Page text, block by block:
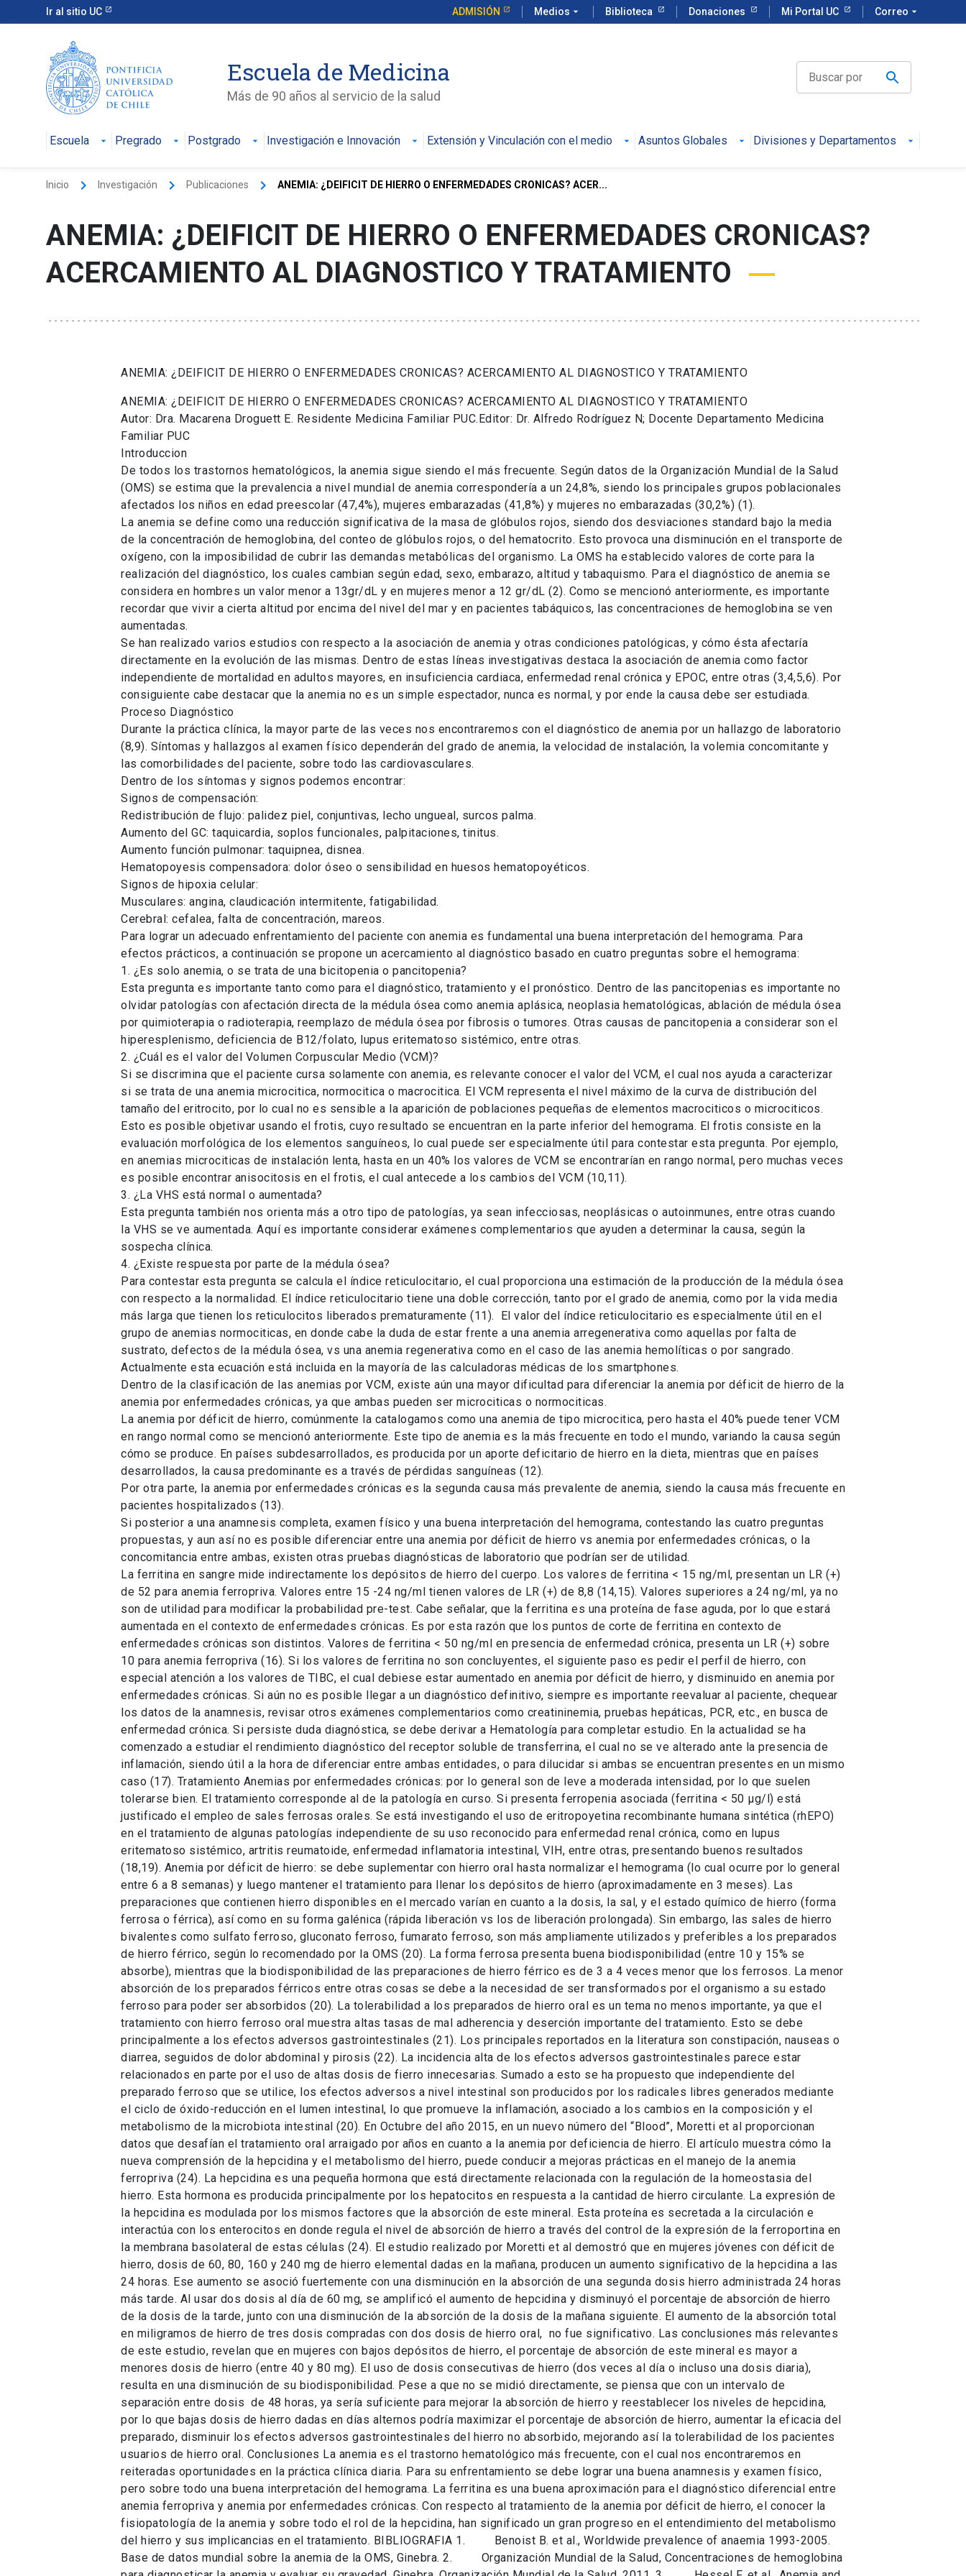
Ir al sitio UC ADMISIÓN Medios arrow_drop_down Biblioteca Donaciones Mi Portal UC Correo arrow_drop_down
Escuela de Medicina
Más de 90 años al servicio de la salud
Escuela Pregrado Postgrado Investigación e Innovación Extensión y Vinculación con el medio Asuntos Globales Divisiones y Departamentos
Inicio keyboard_arrow_right Investigación keyboard_arrow_right Publicaciones keyboard_arrow_right ANEMIA: ¿DEIFICIT DE HIERRO O ENFERMEDADES CRONICAS? ACER...
ANEMIA: ¿DEIFICIT DE HIERRO O ENFERMEDADES CRONICAS?
ACERCAMIENTO AL DIAGNOSTICO Y TRATAMIENTO
ANEMIA: ¿DEIFICIT DE HIERRO O ENFERMEDADES CRONICAS? ACERCAMIENTO AL DIAGNOSTICO Y TRATAMIENTO
ANEMIA: ¿DEIFICIT DE HIERRO O ENFERMEDADES CRONICAS? ACERCAMIENTO AL DIAGNOSTICO Y TRATAMIENTO
Autor: Dra. Macarena Droguett E. Residente Medicina Familiar PUC.Editor: Dr. Alfredo Rodríguez N; Docente Departamento Medicina
Familiar PUC
Introduccion
De todos los trastornos hematológicos, la anemia sigue siendo el más frecuente. Según datos de la Organización Mundial de la Salud
(OMS) se estima que la prevalencia a nivel mundial de anemia correspondería a un 24,8%, siendo los principales grupos poblacionales
afectados los niños en edad preescolar (47,4%), mujeres embarazadas (41,8%) y mujeres no embarazadas (30,2%) (1).
La anemia se define como una reducción significativa de la masa de glóbulos rojos, siendo dos desviaciones standard bajo la media
de la concentración de hemoglobina, del conteo de glóbulos rojos, o del hematocrito. Esto provoca una disminución en el transporte de
oxígeno, con la imposibilidad de cubrir las demandas metabólicas del organismo. La OMS ha establecido valores de corte para la
realización del diagnóstico, los cuales cambian según edad, sexo, embarazo, altitud y tabaquismo. Para el diagnóstico de anemia se
considera en hombres un valor menor a 13gr/dL y en mujeres menor a 12 gr/dL (2). Como se mencionó anteriormente, es importante
recordar que vivir a cierta altitud por encima del nivel del mar y en pacientes tabáquicos, las concentraciones de hemoglobina se ven
aumentadas.
Se han realizado varios estudios con respecto a la asociación de anemia y otras condiciones patológicas, y cómo ésta afectaría
directamente en la evolución de las mismas. Dentro de estas líneas investigativas destaca la asociación de anemia como factor
independiente de mortalidad en adultos mayores, en insuficiencia cardiaca, enfermedad renal crónica y EPOC, entre otras (3,4,5,6). Por
consiguiente cabe destacar que la anemia no es un simple espectador, nunca es normal, y por ende la causa debe ser estudiada.
Proceso Diagnóstico
Durante la práctica clínica, la mayor parte de las veces nos encontraremos con el diagnóstico de anemia por un hallazgo de laboratorio
(8,9). Síntomas y hallazgos al examen físico dependerán del grado de anemia, la velocidad de instalación, la volemia concomitante y
las comorbilidades del paciente, sobre todo las cardiovasculares.
Dentro de los síntomas y signos podemos encontrar:
Signos de compensación:
Redistribución de flujo: palidez piel, conjuntivas, lecho ungueal, surcos palma.
Aumento del GC: taquicardia, soplos funcionales, palpitaciones, tinitus.
Aumento función pulmonar: taquipnea, disnea.
Hematopoyesis compensadora: dolor óseo o sensibilidad en huesos hematopoyéticos.
Signos de hipoxia celular:
Musculares: angina, claudicación intermitente, fatigabilidad.
Cerebral: cefalea, falta de concentración, mareos.
Para lograr un adecuado enfrentamiento del paciente con anemia es fundamental una buena interpretación del hemograma. Para
efectos prácticos, a continuación se propone un acercamiento al diagnóstico basado en cuatro preguntas sobre el hemograma:
1. ¿Es solo anemia, o se trata de una bicitopenia o pancitopenia?
Esta pregunta es importante tanto como para el diagnóstico, tratamiento y el pronóstico. Dentro de las pancitopenias es importante no
olvidar patologías con afectación directa de la médula ósea como anemia aplásica, neoplasia hematológicas, ablación de médula ósea
por quimioterapia o radioterapia, reemplazo de médula ósea por fibrosis o tumores. Otras causas de pancitopenia a considerar son el
hiperesplenismo, deficiencia de B12/folato, lupus eritematoso sistémico, entre otras.
2. ¿Cuál es el valor del Volumen Corpuscular Medio (VCM)?
Si se discrimina que el paciente cursa solamente con anemia, es relevante conocer el valor del VCM, el cual nos ayuda a caracterizar
si se trata de una anemia microcitica, normocitica o macrocitica. El VCM representa el nivel máximo de la curva de distribución del
tamaño del eritrocito, por lo cual no es sensible a la aparición de poblaciones pequeñas de elementos macrociticos o microciticos.
Esto es posible objetivar usando el frotis, cuyo resultado se encuentran en la parte inferior del hemograma. El frotis consiste en la
evaluación morfológica de los elementos sanguíneos, lo cual puede ser especialmente útil para contestar esta pregunta. Por ejemplo,
en anemias microciticas de instalación lenta, hasta en un 40% los valores de VCM se encontrarían en rango normal, pero muchas veces
es posible encontrar anisocitosis en el frotis, el cual antecede a los cambios del VCM (10,11).
3. ¿La VHS está normal o aumentada?
Esta pregunta también nos orienta más a otro tipo de patologías, ya sean infecciosas, neoplásicas o autoinmunes, entre otras cuando
la VHS se ve aumentada. Aquí es importante considerar exámenes complementarios que ayuden a determinar la causa, según la
sospecha clínica.
4. ¿Existe respuesta por parte de la médula ósea?
Para contestar esta pregunta se calcula el índice reticulocitario, el cual proporciona una estimación de la producción de la médula ósea
con respecto a la normalidad. El índice reticulocitario tiene una doble corrección, tanto por el grado de anemia, como por la vida media
más larga que tienen los reticulocitos liberados prematuramente (11). El valor del índice reticulocitario es especialmente útil en el
grupo de anemias normociticas, en donde cabe la duda de estar frente a una anemia arregenerativa como aquellas por falta de
sustrato, defectos de la médula ósea, vs una anemia regenerativa como en el caso de las anemia hemolíticas o por sangrado.
Actualmente esta ecuación está incluida en la mayoría de las calculadoras médicas de los smartphones.
Dentro de la clasificación de las anemias por VCM, existe aún una mayor dificultad para diferenciar la anemia por déficit de hierro de la
anemia por enfermedades crónicas, ya que ambas pueden ser microciticas o normociticas.
La anemia por déficit de hierro, comúnmente la catalogamos como una anemia de tipo microcitica, pero hasta el 40% puede tener VCM
en rango normal como se mencionó anteriormente. Este tipo de anemia es la más frecuente en todo el mundo, variando la causa según
cómo se produce. En países subdesarrollados, es producida por un aporte deficitario de hierro en la dieta, mientras que en países
desarrollados, la causa predominante es a través de pérdidas sanguíneas (12).
Por otra parte, la anemia por enfermedades crónicas es la segunda causa más prevalente de anemia, siendo la causa más frecuente en
pacientes hospitalizados (13).
Si posterior a una anamnesis completa, examen físico y una buena interpretación del hemograma, contestando las cuatro preguntas
propuestas, y aun así no es posible diferenciar entre una anemia por déficit de hierro vs anemia por enfermedades crónicas, o la
concomitancia entre ambas, existen otras pruebas diagnósticas de laboratorio que podrían ser de utilidad.
La ferritina en sangre mide indirectamente los depósitos de hierro del cuerpo. Los valores de ferritina < 15 ng/ml, presentan un LR (+) de 52 para anemia ferropriva. Valores entre 15 -24 ng/ml tienen valores de LR (+) de 8,8 (14,15). Valores superiores a 24 ng/ml, ya no son de utilidad para modificar la probabilidad pre-test. Cabe señalar, que la ferritina es una proteína de fase aguda, por lo que estará aumentada en el contexto de enfermedades crónicas. Es por esta razón que los puntos de corte de ferritina en contexto de enfermedades crónicas son distintos. Valores de ferritina < 50 ng/ml en presencia de enfermedad crónica, presenta un LR (+) sobre 10 para anemia ferropriva (16). Si los valores de ferritina no son concluyentes, el siguiente paso es pedir el perfil de hierro, con especial atención a los valores de TIBC, el cual debiese estar aumentado en anemia por déficit de hierro, y disminuido en anemia por enfermedades crónicas. Si aún no es posible llegar a un diagnóstico definitivo, siempre es importante reevaluar al paciente, chequear los datos de la anamnesis, revisar otros exámenes complementarios como creatininemia, pruebas hepáticas, PCR, etc., en busca de enfermedad crónica. Si persiste duda diagnóstica, se debe derivar a Hematología para completar estudio. En la actualidad se ha comenzado a estudiar el rendimiento diagnóstico del receptor soluble de transferrina, el cual no se ve alterado ante la presencia de inflamación, siendo útil a la hora de diferenciar entre ambas entidades, o para dilucidar si ambas se encuentran presentes en un mismo caso (17). Tratamiento Anemias por enfermedades crónicas: por lo general son de leve a moderada intensidad, por lo que suelen tolerarse bien. El tratamiento corresponde al de la patología en curso. Si presenta ferropenia asociada (ferritina < 50 μg/l) está justificado el empleo de sales ferrosas orales. Se está investigando el uso de eritropoyetina recombinante humana sintética (rhEPO) en el tratamiento de algunas patologías independiente de su uso reconocido para enfermedad renal crónica, como en lupus eritematoso sistémico, artritis reumatoide, enfermedad inflamatoria intestinal, VIH, entre otras, presentando buenos resultados (18,19). Anemia por déficit de hierro: se debe suplementar con hierro oral hasta normalizar el hemograma (lo cual ocurre por lo general entre 6 a 8 semanas) y luego mantener el tratamiento para llenar los depósitos de hierro (aproximadamente en 3 meses). Las preparaciones que contienen hierro disponibles en el mercado varían en cuanto a la dosis, la sal, y el estado químico de hierro (forma ferrosa o férrica), así como en su forma galénica (rápida liberación vs los de liberación prolongada). Sin embargo, las sales de hierro bivalentes como sulfato ferroso, gluconato ferroso, fumarato ferroso, son más ampliamente utilizados y preferibles a los preparados de hierro férrico, según lo recomendado por la OMS (20). La forma ferrosa presenta buena biodisponibilidad (entre 10 y 15% se absorbe), mientras que la biodisponibilidad de las preparaciones de hierro férrico es de 3 a 4 veces menor que los ferrosos. La menor absorción de los preparados férricos entre otras cosas se debe a la necesidad de ser transformados por el organismo a su estado ferroso para poder ser absorbidos (20). La tolerabilidad a los preparados de hierro oral es un tema no menos importante, ya que el tratamiento con hierro ferroso oral muestra altas tasas de mal adherencia y deserción importante del tratamiento. Esto se debe principalmente a los efectos adversos gastrointestinales (21). Los principales reportados en la literatura son constipación, nauseas o diarrea, seguidos de dolor abdominal y pirosis (22). La incidencia alta de los efectos adversos gastrointestinales parece estar relacionados en parte por el uso de altas dosis de fierro innecesarias. Sumado a esto se ha propuesto que independiente del preparado ferroso que se utilice, los efectos adversos a nivel intestinal son producidos por los radicales libres generados mediante el ciclo de óxido-reducción en el lumen intestinal, lo que promueve la inflamación, asociado a los cambios en la composición y el metabolismo de la microbiota intestinal (20). En Octubre del año 2015, en un nuevo número del “Blood”, Moretti et al proporcionan datos que desafían el tratamiento oral arraigado por años en cuanto a la anemia por deficiencia de hierro. El artículo muestra cómo la nueva comprensión de la hepcidina y el metabolismo del hierro, puede conducir a mejoras prácticas en el manejo de la anemia ferropriva (24). La hepcidina es una pequeña hormona que está directamente relacionada con la regulación de la homeostasia del hierro. Esta hormona es producida principalmente por los hepatocitos en respuesta a la cantidad de hierro circulante. La expresión de la hepcidina es modulada por los mismos factores que la absorción de este mineral. Esta proteína es secretada a la circulación e interactúa con los enterocitos en donde regula el nivel de absorción de hierro a través del control de la expresión de la ferroportina en la membrana basolateral de estas células (24). El estudio realizado por Moretti et al demostró que en mujeres jóvenes con déficit de hierro, dosis de 60, 80, 160 y 240 mg de hierro elemental dadas en la mañana, producen un aumento significativo de la hepcidina a las 24 horas. Ese aumento se asoció fuertemente con una disminución en la absorción de una segunda dosis hierro administrada 24 horas más tarde. Al usar dos dosis al día de 60 mg, se amplificó el aumento de hepcidina y disminuyó el porcentaje de absorción de hierro de la dosis de la tarde, junto con una disminución de la absorción de la dosis de la mañana siguiente. El aumento de la absorción total en miligramos de hierro de tres dosis compradas con dos dosis de hierro oral, no fue significativo. Las conclusiones más relevantes de este estudio, revelan que en mujeres con bajos depósitos de hierro, el porcentaje de absorción de este mineral es mayor a menores dosis de hierro (entre 40 y 80 mg). El uso de dosis consecutivas de hierro (dos veces al día o incluso una dosis diaria), resulta en una disminución de su biodisponibilidad. Pese a que no se midió directamente, se piensa que con un intervalo de separación entre dosis de 48 horas, ya sería suficiente para mejorar la absorción de hierro y reestablecer los niveles de hepcidina, por lo que bajas dosis de hierro dadas en días alternos podría maximizar el porcentaje de absorción de hierro, aumentar la eficacia del preparado, disminuir los efectos adversos gastrointestinales del hierro no absorbido, mejorando así la tolerabilidad de los pacientes usuarios de hierro oral. Conclusiones La anemia es el trastorno hematológico más frecuente, con el cual nos encontraremos en reiteradas oportunidades en la práctica clínica diaria. Para su enfrentamiento se debe lograr una buena anamnesis y examen físico, pero sobre todo una buena interpretación del hemograma. La ferritina es una buena aproximación para el diagnóstico diferencial entre anemia ferropriva y anemia por enfermedades crónicas. Con respecto al tratamiento de la anemia por déficit de hierro, el conocer la fisiopatología de la anemia y sobre todo el rol de la hepcidina, han significado un gran progreso en el entendimiento del metabolismo del hierro y sus implicancias en el tratamiento. BIBLIOGRAFIA 1. Benoist B. et al., Worldwide prevalence of anaemia 1993-2005. Base de datos mundial sobre la anemia de la OMS, Ginebra. 2. Organización Mundial de la Salud, Concentraciones de hemoglobina para diagnosticar la anemia y evaluar su gravedad. Ginebra, Organización Mundial de la Salud, 2011. 3. Hessel F. et al., Anemia and Mortality in Heart Failure Patients, Journal of the American College of Cardiology Vol. 52, No. 10, 2008. 4. Nardone DA, Roth KM, Mazur DJ, McAfee JH. Usefulness of physical examination in detecting the presence or absence of anemia. Arch Intern Med 1990; 150:201. 5. Michael H. et al., Anemia in older persons. American Family Physician, 2010;82: 480-487. 6. Horwich TB et al., Anemia is associated with worse symptoms, greater impairment in functional capacity and a significant increase in mortality in patients with advanced heart failure. J Am Coll Cardiol. 2002 Jun5;39(11):1780-6. 7. Gjørup T, Bugge PM, Hendriksen C, Jensen AM. A critical evaluation of the clinical diagnosis of anemia. Am J Epidemiol 1986; 124:657. 8. Koch CG, Li L, Sun Z, et al. Hospital-acquired anemia: prevalence, outcomes, and healthcare implications. J Hosp Med 2013; 8:506. 9. Van Vranken M. Evaluation of microcytosis. American Family Physician. 2010;82(9):1117-1122. 10. Cook JD. Diagnosis and management of iron-deficiency anaemia. Best Pract Res Clin Haematol 2005;18:319-32. 11. Stanley L Schrier, MD, Diagnosis of hemolytic anemia in the adult, UpToDate Jul 2016. 12. Michael B et al., Nutricional iron deficiency, Lancet Vol 370; August 11, 2007. 13. Cullis JO. Diagnosis and management of anaemia of chronic disease: current status. Br J Haematol 2011; 154:289. 14. Guyatt GH, Oxman AD, Ali M, Willan A, McIlroy W, Patterson C. Laboratory diagnosis of iron-deficiency anemia: an overview [published correction appears in J Gen Intern Med 1992;7:423]. J Gen Intern Med 1992;7:145-53. 15. Guyatt GH, Patterson C, Ali M, Singer J, Levine M, Turpie I, et al. Diagnosis of iron-deficiency anemia in the elderly. Am J Med 1990;88:205-9. 16. Vreugdenhil G, Baltus CA, van Eijk HG, Swaak AJG. Anemia of c